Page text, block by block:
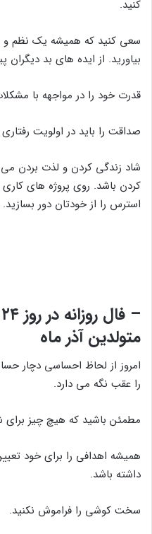
کنید.
سعی کنید که همیشه یک نظم و
بیاورید. از ایده های بد دیگران
قدرت خود را در مواجهه با
صداقت را باید در اولویت
شاد زندگی کردن و لذت بردن می
کردن باشد. روی پروژه های کاری
استرس را از خودتان دور بسازید.
متولدین آذر ماه
امروز از لحاظ احساسی دچار
را عقب نگه می دارد.
مطمئن باشید که هیچ چیز
همیشه اهدافی را برای خود
داشته باشد.
سخت کوشی را فراموش نکنید.